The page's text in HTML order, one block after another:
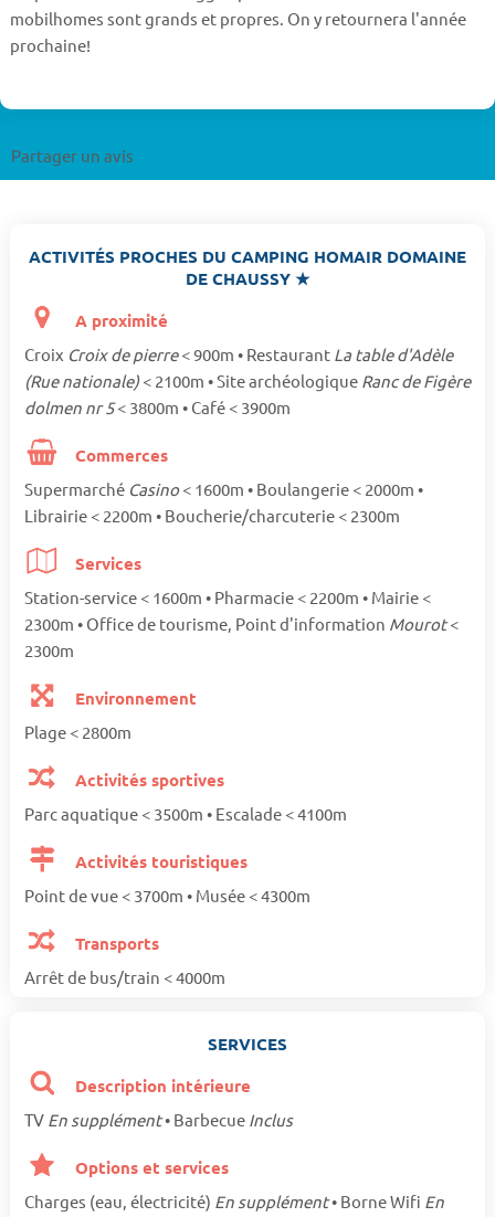
mobilhomes sont grands et propres. On y retournera l'année
prochaine!
Partager un avis
ACTIVITÉS PROCHES DU CAMPING HOMAIR DOMAINE
DE CHAUSSY ★
A proximité
Croix Croix de pierre< 900m • Restaurant La table d'Adèle
(Rue nationale) < 2100m • Site archéologique Ranc de Figère
dolmen nr 5< 3800m • Café < 3900m
Commerces
Supermarché Casino< 1600m • Boulangerie < 2000m •
Librairie < 2200m • Boucherie/charcuterie < 2300m
Services
Station-service < 1600m • Pharmacie < 2200m • Mairie <
2300m • Office de tourisme, Point d'information Mourot<
2300m
Environnement
Plage < 2800m
Activités sportives
Parc aquatique < 3500m • Escalade < 4100m
Activités touristiques
Point de vue < 3700m • Musée < 4300m
Transports
Arrêt de bus/train < 4000m
SERVICES
Description intérieure
TV En supplément• Barbecue Inclus
Options et services
Charges (eau, électricité) En supplément• Borne Wifi En